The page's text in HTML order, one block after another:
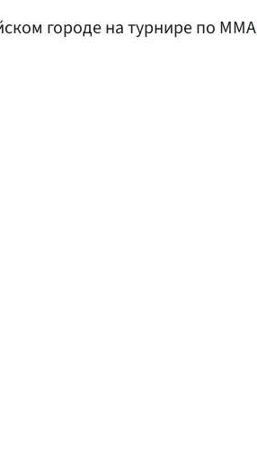
городе на турнире по MMA